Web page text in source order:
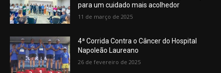
para um cuidado mais acolhedor
11 de março de 2025
4ª Corrida Contra o Câncer do Hospital
Napoleão Laureano
26 de fevereiro de 2025